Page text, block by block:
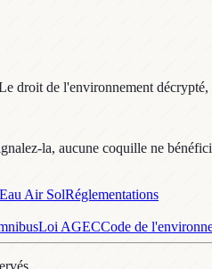
droit de l'environnement
la, aucune coquille ne
Eau Air SolRéglementations
Loi AGECCode de